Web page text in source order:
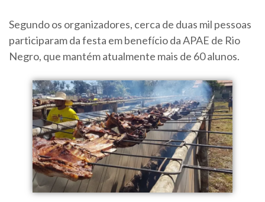
Segundo os organizadores, cerca de duas mil pessoas
participaram da festa em benefício da APAE de Rio
Negro, que mantém atualmente mais de 60 alunos.